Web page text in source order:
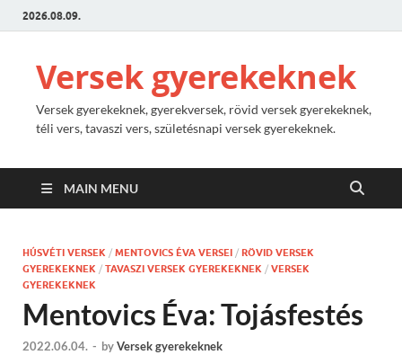
2026.08.09.
Versek gyerekeknek
Versek gyerekeknek, gyerekversek, rövid versek gyerekeknek,
téli vers, tavaszi vers, születésnapi versek gyerekeknek.
MAIN MENU
HÚSVÉTI VERSEK / MENTOVICS ÉVA VERSEI / RÖVID VERSEK
GYEREKEKNEK / TAVASZI VERSEK GYEREKEKNEK / VERSEK
GYEREKEKNEK
Mentovics Éva: Tojásfestés
2022.06.04. - byVersek gyerekeknek